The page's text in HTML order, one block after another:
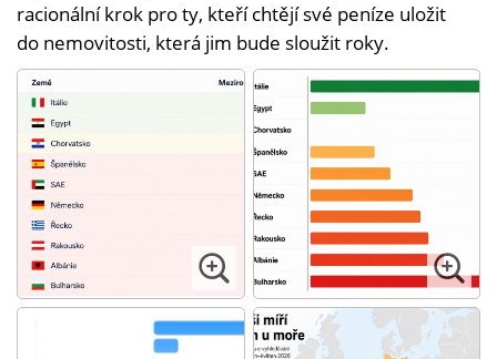
racionální krok pro ty, kteří chtějí své peníze uložit
do nemovitosti, která jim bude sloužit roky.